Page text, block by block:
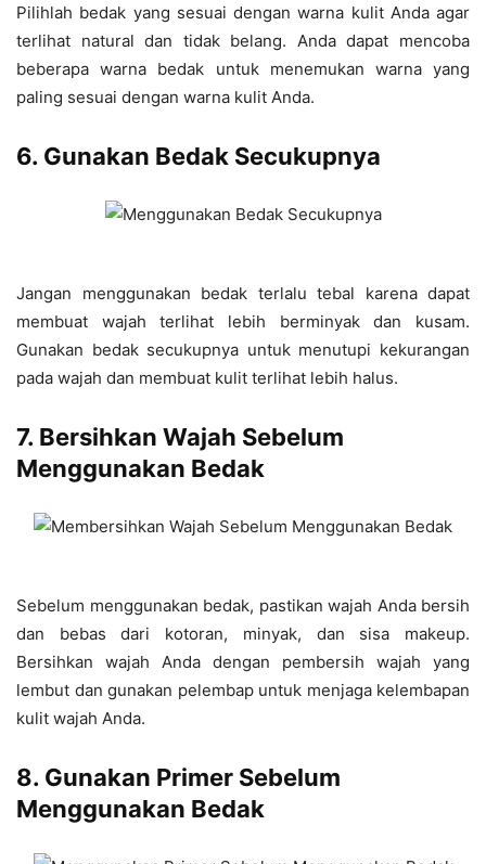
Pilihlah bedak yang sesuai dengan warna kulit Anda agar
terlihat natural dan tidak belang. Anda dapat mencoba
beberapa warna bedak untuk menemukan warna yang
paling sesuai dengan warna kulit Anda.
6. Gunakan Bedak Secukupnya
Jangan menggunakan bedak terlalu tebal karena dapat
membuat wajah terlihat lebih berminyak dan kusam.
Gunakan bedak secukupnya untuk menutupi kekurangan
pada wajah dan membuat kulit terlihat lebih halus.
7. Bersihkan Wajah Sebelum
Menggunakan Bedak
Sebelum menggunakan bedak, pastikan wajah Anda bersih
dan bebas dari kotoran, minyak, dan sisa makeup.
Bersihkan wajah Anda dengan pembersih wajah yang
lembut dan gunakan pelembap untuk menjaga kelembapan
kulit wajah Anda.
8. Gunakan Primer Sebelum
Menggunakan Bedak